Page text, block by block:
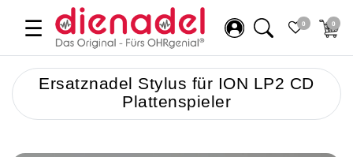
☰ 0 0
Ersatznadel Stylus für ION LP2 CD
Plattenspieler